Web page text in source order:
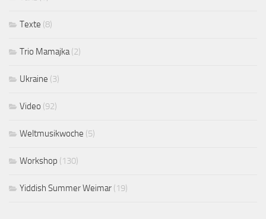
Texte (8)
Trio Mamajka(2)
Ukraine (3)
Video (92)
Weltmusikwoche (5)
Workshop (130)
Yiddish Summer Weimar (19)